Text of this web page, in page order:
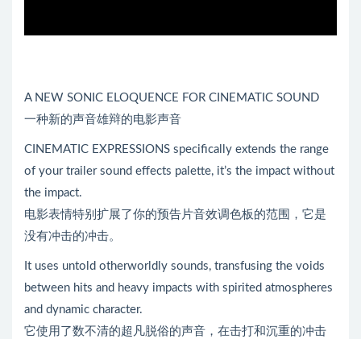
A NEW SONIC ELOQUENCE FOR CINEMATIC SOUND
一种新的声音雄辩的电影声音
CINEMATIC EXPRESSIONS specifically extends the range
of your trailer sound effects palette, it’s the impact without
the impact.
电影表情特别扩展了你的预告片音效调色板的范围，它是
没有冲击的冲击。
It uses untold otherworldly sounds, transfusing the voids
between hits and heavy impacts with spirited atmospheres
and dynamic character.
它使用了数不清的超凡脱俗的声音，在击打和沉重的冲击